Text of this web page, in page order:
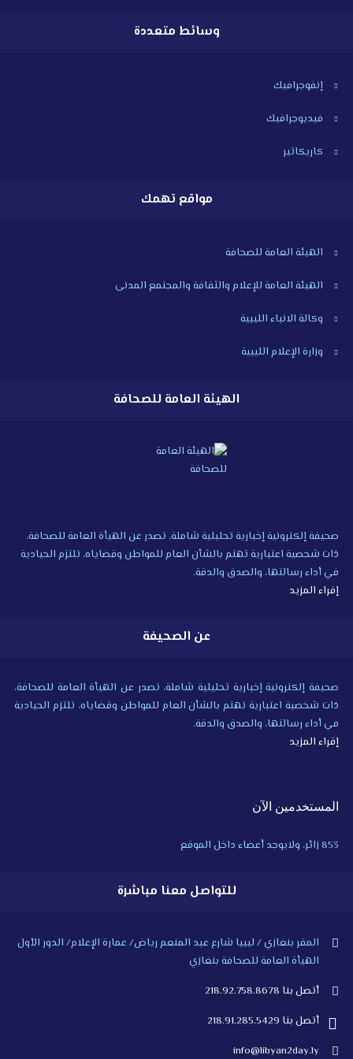
وسائط متعددة
إنفوجرافيك
فيديوجرافيك
كاريكاتير
مواقع تهمك
الهيئة العامة للصحافة
الهيئة العامة للإعلام والثقافة والمجتمع المدنى
وكالة الانباء الليبية
وزارة الإعلام الليبية
الهيئة العامة للصحافة
صحيفة إلكترونية إخبارية تحليلية شاملة، تصدر عن الهيأة العامة للصحافة،
ذات شخصية اعتبارية تهتم بالشأن العام للمواطن وقضاياه، تلتزم الحيادية
في أداء رسالتها، والصدق والدقة.
إقراء المزيد
عن الصحيفة
صحيفة إلكترونية إخبارية تحليلية شاملة، تصدر عن الهيأة العامة للصحافة،
ذات شخصية اعتبارية تهتم بالشأن العام للمواطن وقضاياه، تلتزم الحيادية
في أداء رسالتها، والصدق والدقة.
إقراء المزيد
المستخدمين الآن
853 زائر، ولايوجد أعضاء داخل الموقع
للتواصل معنا مباشرة
المقر بنغازي / ليبيا شارع عبد المنعم رياض/ عمارة الإعلام/ الدور الأول
الهيأة العامة للصحافة بنغازي
أتصل بنا 218.92.758.8678
أتصل بنا 218.91.285.5429
info@libyan2day.ly